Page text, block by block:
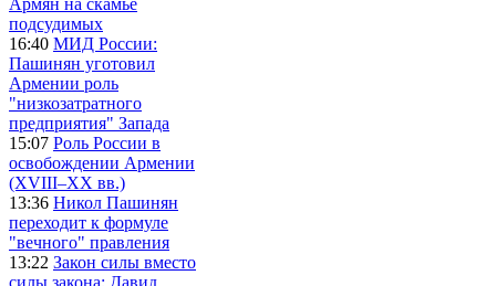
подсудимых
16:40 МИД России:
Пашинян уготовил
Армении роль
"низкозатратного
предприятия" Запада
15:07 Роль России в
освобождении Армении
(XVIII–XX вв.)
13:36 Никол Пашинян
переходит к формуле
"вечного" правления
13:22 Закон силы вместо
силы закона: Давид